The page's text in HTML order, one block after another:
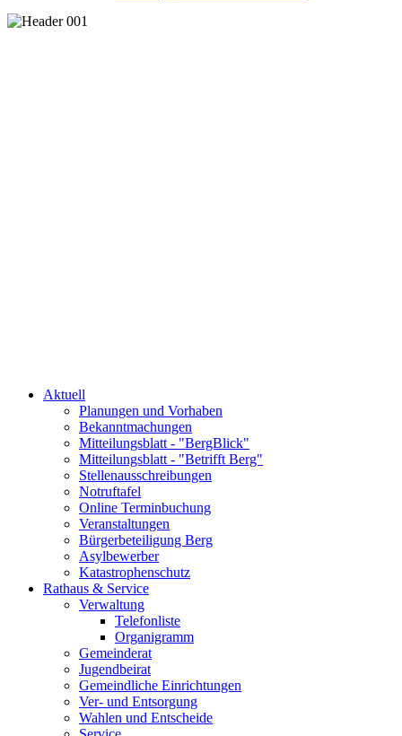
Aktuell
Planungen und Vorhaben
Bekanntmachungen
Mitteilungsblatt - "BergBlick"
Mitteilungsblatt - "Betrifft Berg"
Stellenausschreibungen
Notruftafel
Online Terminbuchung
Veranstaltungen
Bürgerbeteiligung Berg
Asylbewerber
Katastrophenschutz
Rathaus & Service
Verwaltung
Telefonliste
Organigramm
Gemeinderat
Jugendbeirat
Gemeindliche Einrichtungen
Ver- und Entsorgung
Wahlen und Entscheide